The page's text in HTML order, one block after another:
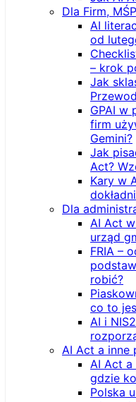
Dla Firm,
AI
od
– krok
Jak
GPAI w
firm
Gemini?
Jak
Act?
Kary w
Dla
AI Act
urząd
FRIA –
robić?
co to
AI i
AI Act a inne
AI Act a
gdzie
Polska